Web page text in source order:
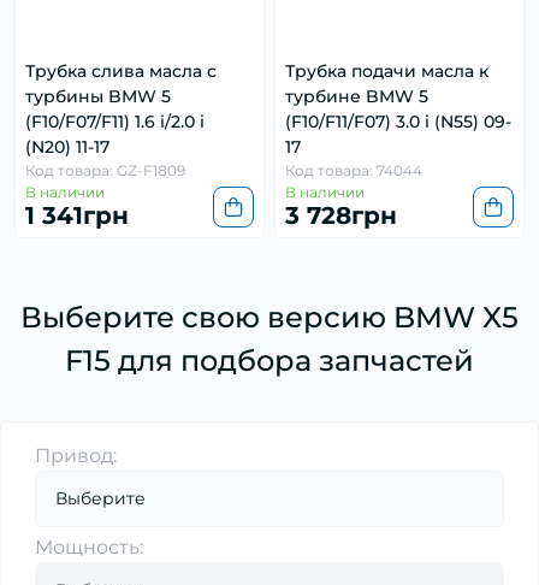
Трубка слива масла с
турбины BMW 5
(F10/F07/F11) 1.6 i/2.0 i
(N20) 11-17
Код товара: GZ-F1809
В наличии
1 341грн
Трубка подачи масла к
турбине BMW 5
(F10/F11/F07) 3.0 i (N55) 09-
17
Код товара: 74044
В наличии
3 728грн
Выберите свою версию BMW X5
F15 для подбора запчастей
Привод:
Мощность: